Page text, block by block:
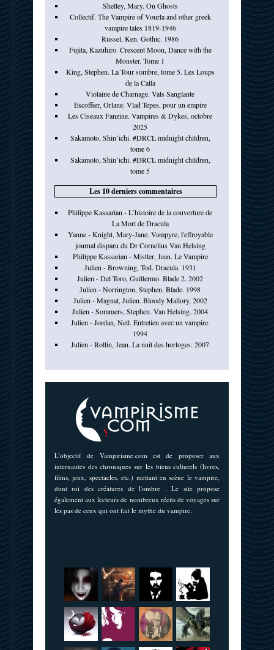
Shelley, Mary. On Ghosts
Collectif. The Vampire of Vourla and other greek
vampire tales 1819-1946
Russel, Ken. Gothic. 1986
Fujita, Kazuhiro. Crescent Moon, Dance with the
Monster. Tome 1
King, Stephen. La Tour sombre, tome 5. Les Loups
de la Calla
Violaine de Charnage. Vals Sanglante
Escoffier, Orlane. Vlad Tepes, pour un empire
Les Ciseaux Fanzine. Vampires & Dykes, octobre
2025
Sakamoto, Shin’ichi. #DRCL midnight children,
tome 6
Sakamoto, Shin’ichi. #DRCL midnight children,
tome 5
Les 10 derniers commentaires
Philippe Kassarian - L’histoire de la couverture de
La Mort de Dracula
Yanne - Knight, Mary-Jane. Vampyre, l'effroyable
journal disparu du Dr Cornelius Van Helsing
Philippe Kassarian - Mistler, Jean. Le Vampire
Julien - Browning, Tod. Dracula. 1931
Julien - Del Toro, Guillermo. Blade 2. 2002
Julien - Norrington, Stephen. Blade. 1998
Julien - Magnat, Julien. Bloody Mallory, 2002
Julien - Sommers, Stephen. Van Helsing. 2004
Julien - Jordan, Neil. Entretien avec un vampire.
1994
Julien - Rollin, Jean. La nuit des horloges. 2007
L'objectif de Vampirisme.com est de proposer aux
internautes des chroniques sur les biens culturels (livres,
films, jeux, spectacles, etc.) mettant en scène le vampire,
dont roi des créatures de l'ombre . Le site propose
également aux lecteurs de nombreux récits de voyages sur
les pas de ceux qui ont fait le mythe du vampire.